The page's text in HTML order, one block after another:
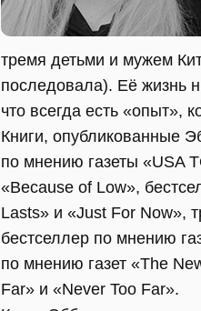
тремя детьми и мужем
последовала). Её жизнь
что всегда есть «опыт»,
Книги, опубликованные
по мнению газеты «USA
«Because of Low»,
Lasts» и «Just For Now»,
бестселлер по мнению
по мнению газет «The
Far» и «Never Too Far».